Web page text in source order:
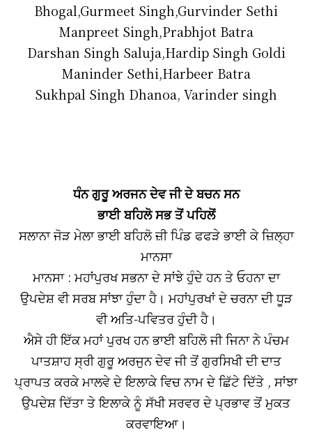
Bhogal,Gurmeet Singh,Gurvinder Sethi
Manpreet Singh,Prabhjot Batra
Darshan Singh Saluja,Hardip Singh Goldi
Maninder Sethi,Harbeer Batra
Sukhpal Singh Dhanoa, Varinder singh
ਧੰਨ ਗੁਰੂ ਅਰਜਨ ਦੇਵ ਜੀ ਦੇ ਬਚਨ ਸਨ
ਭਾਈ ਬਹਿਲੋ ਸਭ ਤੋਂ ਪਹਿਲੋਂ
ਸਲਾਨਾ ਜੋੜ ਮੇਲਾ ਭਾਈ ਬਹਿਲੋ ਜ਼ੀ ਪਿੰਡ ਫਫੜੇ ਭਾਈ ਕੇ ਜ਼ਿਲ੍ਹਾ
ਮਾਨਸਾ
ਮਾਨਸਾ : ਮਹਾਂਪੁਰਖ ਸਭਨਾ ਦੇ ਸਾਂਝੇ ਹੁੰਦੇ ਹਨ ਤੇ ਓਹਨਾ ਦਾ
ਉਪਦੇਸ਼ ਵੀ ਸਰਬ ਸਾਂਝਾ ਹੁੰਦਾ ਹੈ। ਮਹਾਂਪੁਰਖਾਂ ਦੇ ਚਰਨਾ ਦੀ ਧੂੜ
ਵੀ ਅਤਿ-ਪਵਿਤਰ ਹੁੰਦੀ ਹੈ।
ਐਸੇ ਹੀ ਇੱਕ ਮਹਾਂ ਪੁਰਖ ਹਨ ਭਾਈ ਬਹਿਲੋ ਜੀ ਜਿਨਾ ਨੇ ਪੰਚਮ
ਪਾਤਸ਼ਾਹ ਸ੍ਰੀ ਗੁਰੂ ਅਰਜੁਨ ਦੇਵ ਜੀ ਤੋਂ ਗੁਰਸਿਖੀ ਦੀ ਦਾਤ
ਪ੍ਰਾਪਤ ਕਰਕੇ ਮਾਲਵੇ ਦੇ ਇਲਾਕੇ ਵਿਚ ਨਾਮ ਦੇ ਛਿੱਟੇ ਦਿੱਤੇ , ਸਾਂਝਾ
ਉਪਦੇਸ਼ ਦਿੱਤਾ ਤੇ ਇਲਾਕੇ ਨੂੰ ਸੱਖੀ ਸਰਵਰ ਦੇ ਪ੍ਰਭਾਵ ਤੋਂ ਮੁਕਤ
ਕਰਵਾਇਆ।